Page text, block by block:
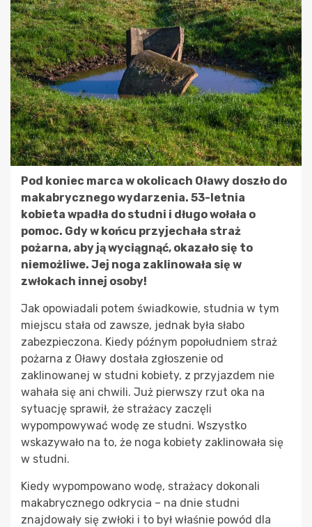
Pod koniec marca w okolicach Oławy doszło do
makabrycznego wydarzenia. 53-letnia
kobieta wpadła do studni i długo wołała o
pomoc. Gdy w końcu przyjechała straż
pożarna, aby ją wyciągnąć, okazało się to
niemożliwe. Jej noga zaklinowała się w
zwłokach innej osoby!
Jak opowiadali potem świadkowie, studnia w tym
miejscu stała od zawsze, jednak była słabo
zabezpieczona. Kiedy późnym popołudniem straż
pożarna z Oławy dostała zgłoszenie od
zaklinowanej w studni kobiety, z przyjazdem nie
wahała się ani chwili. Już pierwszy rzut oka na
sytuację sprawił, że strażacy zaczęli
wypompowywać wodę ze studni. Wszystko
wskazywało na to, że noga kobiety zaklinowała się
w studni.
Kiedy wypompowano wodę, strażacy dokonali
makabrycznego odkrycia – na dnie studni
znajdowały się zwłoki i to był właśnie powód dla